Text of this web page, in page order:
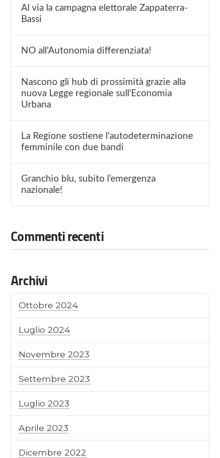
Al via la campagna elettorale Zappaterra-
Bassi
NO all’Autonomia differenziata!
Nascono gli hub di prossimità grazie alla
nuova Legge regionale sull’Economia
Urbana
La Regione sostiene l’autodeterminazione
femminile con due bandi
Granchio blu, subito l’emergenza
nazionale!
Commenti recenti
Archivi
Ottobre 2024
Luglio 2024
Novembre 2023
Settembre 2023
Luglio 2023
Aprile 2023
Dicembre 2022